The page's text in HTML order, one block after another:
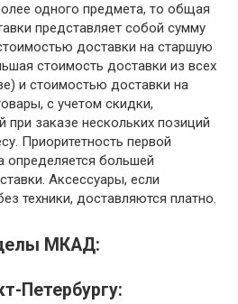
одного предмета, то общая
представляет собой сумму
доставки на старшую
стоимость доставки из всех
и стоимостью доставки на
с учетом скидки,
при заказе нескольких позиций
Приоритетность первой
определяется большей
Аксессуары, если
техники, доставляются платно.
МКАД:
Петербургу: